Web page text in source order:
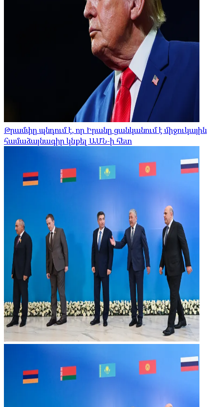
Թրամփը պնդում է, որ Իրանը ցանկանում է միջուկային
համաձայնագիր կնքել ԱՄՆ-ի հետ